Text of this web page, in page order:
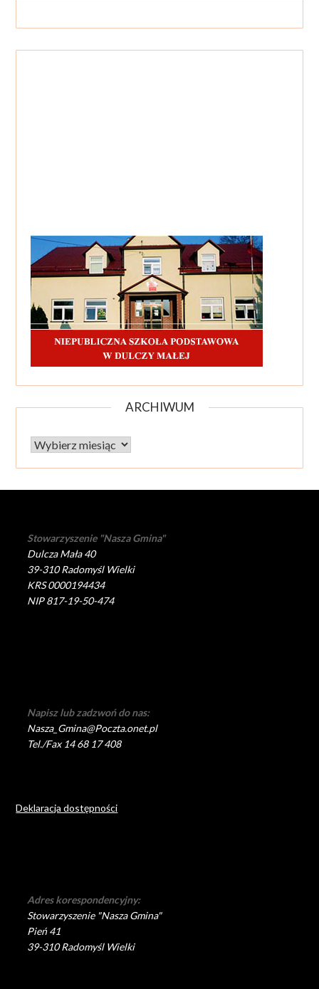
ARCHIWUM
Archiwum
Stowarzyszenie "Nasza Gmina"
Dulcza Mała 40
39-310 Radomyśl Wielki
KRS 0000194434
NIP 817-19-50-474
Napisz lub zadzwoń do nas:
Nasza_Gmina@Poczta.onet.pl
Tel./Fax 14 68 17 408
Deklaracja dostępności
Adres korespondencyjny:
Stowarzyszenie "Nasza Gmina"
Pień 41
39-310 Radomyśl Wielki